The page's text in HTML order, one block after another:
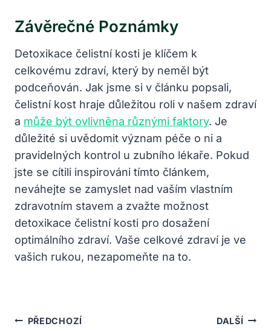
Závěrečné Poznámky
Detoxikace čelistní kosti je klíčem k
celkovému zdraví, který by neměl být
podceňován. Jak jsme si v článku popsali,
čelistní kost hraje důležitou roli v našem zdraví
a může být ovlivněna různými faktory. Je
důležité si uvědomit význam péče o ni a
pravidelných kontrol u zubního lékaře. Pokud
jste se cítili inspirováni tímto článkem,
neváhejte se zamyslet nad vaším vlastním
zdravotním stavem a zvažte možnost
detoxikace čelistní kosti pro dosažení
optimálního zdraví. Vaše celkové zdraví je ve
vašich rukou, nezapomeňte na to.
Navigace
PŘEDCHOZÍ DALŠÍ